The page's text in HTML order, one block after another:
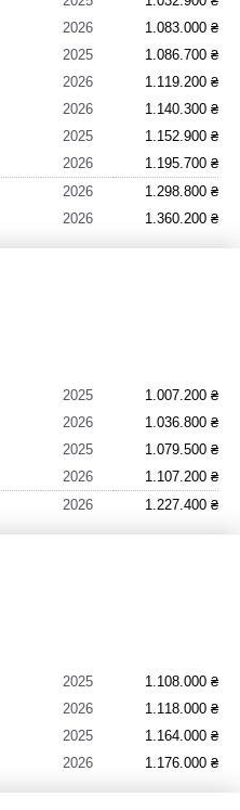
2026
1.083.000 ₴
2025
1.086.700 ₴
2026
1.119.200 ₴
2026
1.140.300 ₴
2025
1.152.900 ₴
2026
1.195.700 ₴
2026
1.298.800 ₴
2026 1.360.200 ₴
2025
1.007.200 ₴
2026
1.036.800 ₴
2025
1.079.500 ₴
2026
1.107.200 ₴
2026 1.227.400 ₴
2025
1.108.000 ₴
2026
1.118.000 ₴
2025
1.164.000 ₴
2026 1.176.000 ₴